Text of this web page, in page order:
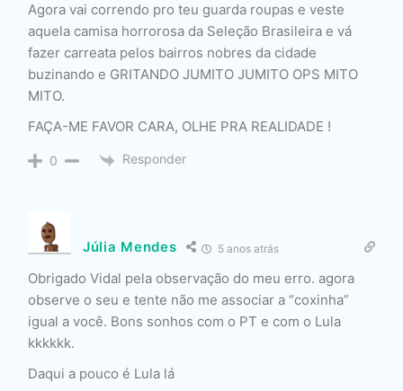
Agora vai correndo pro teu guarda roupas e veste
aquela camisa horrorosa da Seleção Brasileira e vá
fazer carreata pelos bairros nobres da cidade
buzinando e GRITANDO JUMITO JUMITO OPS MITO
MITO.
FAÇA-ME FAVOR CARA, OLHE PRA REALIDADE !
0 Responder
Júlia Mendes 5 anos atrás
Obrigado Vidal pela observação do meu erro. agora
observe o seu e tente não me associar a “coxinha”
igual a você. Bons sonhos com o PT e com o Lula
kkkkkk.
Daqui a pouco é Lula lá